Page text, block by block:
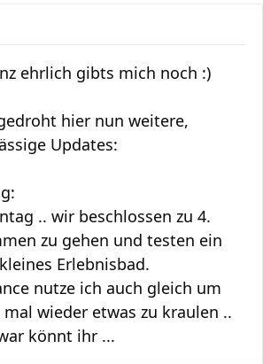
ehrlich gibts mich noch :)
hier nun weitere,
Updates:
.. wir beschlossen zu 4.
zu gehen und testen ein
Erlebnisbad.
nutze ich auch gleich um
wieder etwas zu kraulen ..
könnt ihr ...